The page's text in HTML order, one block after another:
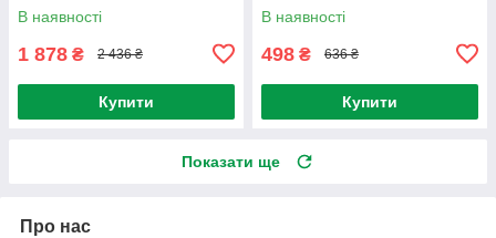
В наявності
1 878 ₴ 2 436 ₴
Купити
В наявності
498 ₴ 636 ₴
Купити
Показати ще
Про нас